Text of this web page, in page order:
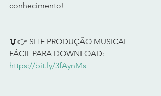
conhecimento!
📖👉 SITE PRODUÇÃO MUSICAL
FÁCIL PARA DOWNLOAD:
https://bit.ly/3fAynMs